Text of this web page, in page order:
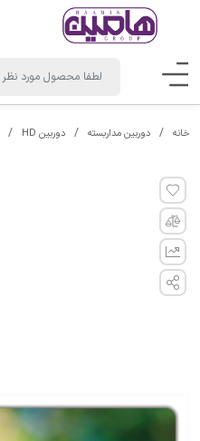
خانه دوربین مداربسته دوربین HD